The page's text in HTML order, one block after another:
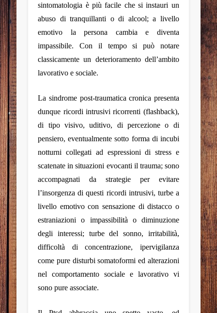
sintomatologia è più facile che si instauri un
abuso di tranquillanti o di alcool; a livello
emotivo la persona cambia e diventa
impassibile. Con il tempo si può notare
classicamente un deterioramento dell’ambito
lavorativo e sociale.
La sindrome post-traumatica cronica presenta
dunque ricordi intrusivi ricorrenti (flashback),
di tipo visivo, uditivo, di percezione o di
pensiero, eventualmente sotto forma di incubi
notturni collegati ad espressioni di stress e
scatenate in situazioni evocanti il trauma; sono
accompagnati da strategie per evitare
l’insorgenza di questi ricordi intrusivi, turbe a
livello emotivo con sensazione di distacco o
estraniazioni o impassibilità o diminuzione
degli interessi; turbe del sonno, irritabilità,
difficoltà di concentrazione, ipervigilanza
come pure disturbi somatoformi ed alterazioni
nel comportamento sociale e lavorativo vi
sono pure associate.